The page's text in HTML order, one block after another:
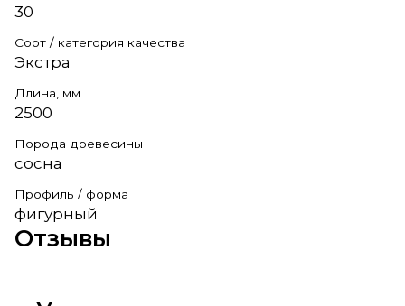
30
Сорт / категория качества
Экстра
Длина, мм
2500
Порода древесины
сосна
Профиль / форма
фигурный
Отзывы